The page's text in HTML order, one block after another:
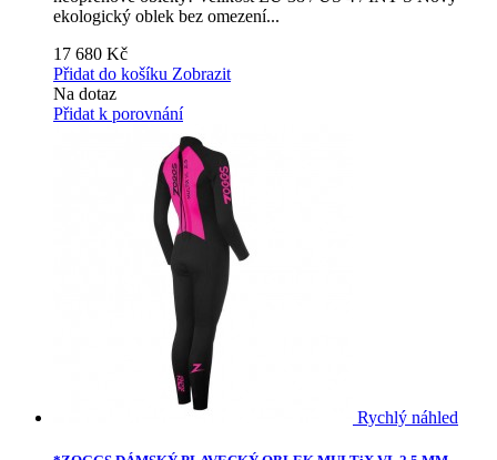
ekologický oblek bez omezení...
17 680 Kč
Přidat do košíku Zobrazit
Na dotaz
Přidat k porovnání
Rychlý náhled